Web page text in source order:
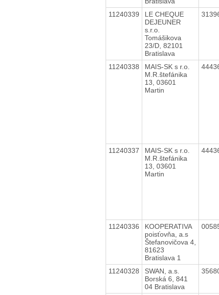
11240339
LE CHEQUE
DEJEUNER
s.r.o.
Tomášikova
23/D, 82101
Bratislava
11240338
MAIS-SK s r.o.
M.R.štefánika
13, 03601
Martin
11240337
MAIS-SK s r.o.
M.R.štefánika
13, 03601
Martin
11240336
KOOPERATIVA
poisťovňa, a.s
Štefanovičova 4,
81623
Bratislava 1
11240328
SWAN, a.s.
Borská 6, 841
04 Bratislava